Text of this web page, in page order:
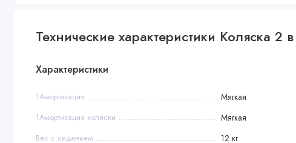
• Ручка: телескопическая, фиксируется в любом положении, с
• Амортизация: хорошая на всех колёсах
Комплектация
Технические характеристики Коляска
Характеристики
1Амортизация Мягкая
1Амортизация коляски Мягкая
Вес с сиденьем 12 кг